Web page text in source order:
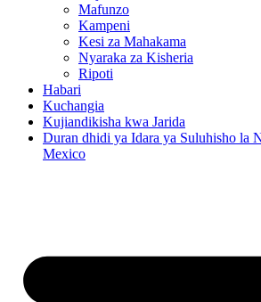
Mafunzo
Kampeni
Kesi za Mahakama
Nyaraka za Kisheria
Ripoti
Habari
Kuchangia
Kujiandikisha kwa Jarida
Duran dhidi ya Idara ya Suluhisho la
Mexico